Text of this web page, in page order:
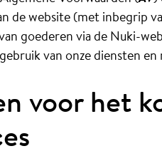
website (met inbegrip
goederen via de Nuki-
van onze diensten
voor het